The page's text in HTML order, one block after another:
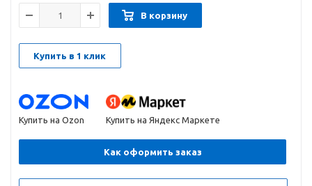
В корзину
Купить в 1 клик
Купить на Ozon Купить на Яндекс Маркете
Как оформить заказ